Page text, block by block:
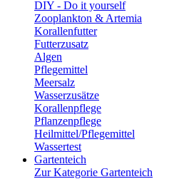
DIY - Do it yourself
Zooplankton & Artemia
Korallenfutter
Futterzusatz
Algen
Pflegemittel
Meersalz
Wasserzusätze
Korallenpflege
Pflanzenpflege
Heilmittel/Pflegemittel
Wassertest
Gartenteich
Zur Kategorie Gartenteich